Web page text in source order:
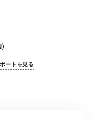
ートを見る